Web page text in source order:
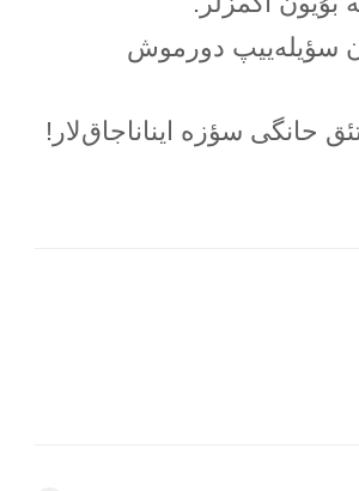
سؤیلەییپ دورموش
حانگی سؤزە ایناناجاق‌لار!